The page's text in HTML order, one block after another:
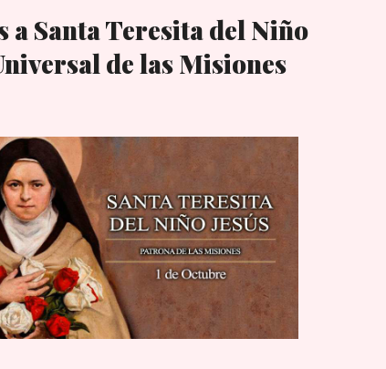
a Santa Teresita del Niño
de las Misiones